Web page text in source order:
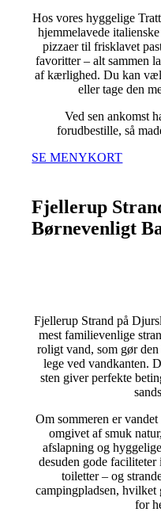
Hos vores hyggelige
hjemmelavede
pizzaer til frisklavet
favoritter – alt sammen
af kærlighed. Du kan
eller tage den
Ved sen ankomst
forudbestille, så
SE MENYKORT
Fjellerup
Børnevenligt
Fjellerup Strand på
mest familievenlige
roligt vand, som gør
lege ved vandkanten.
sten giver perfekte
Om sommeren er
omgivet af smuk
afslapning og
desuden gode
toiletter – og
campingpladsen, hvilket
for